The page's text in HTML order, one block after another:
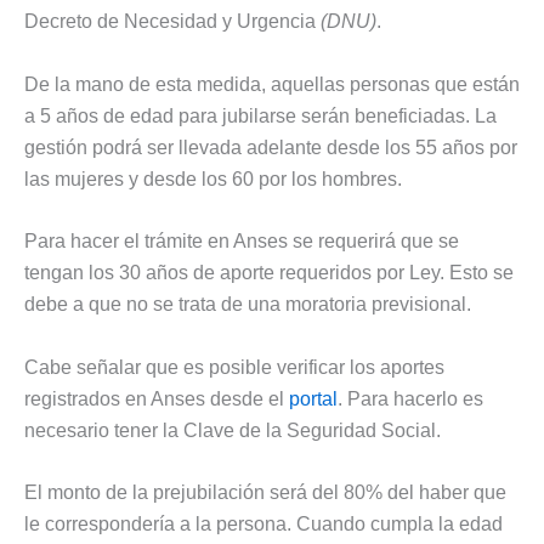
Decreto de Necesidad y Urgencia (DNU).
De la mano de esta medida, aquellas personas que están
a 5 años de edad para jubilarse serán beneficiadas. La
gestión podrá ser llevada adelante desde los 55 años por
las mujeres y desde los 60 por los hombres.
Para hacer el trámite en Anses se requerirá que se
tengan los 30 años de aporte requeridos por Ley. Esto se
debe a que no se trata de una moratoria previsional.
Cabe señalar que es posible verificar los aportes
registrados en Anses desde el portal . Para hacerlo es
necesario tener la Clave de la Seguridad Social.
El monto de la prejubilación será del 80% del haber que
le correspondería a la persona. Cuando cumpla la edad